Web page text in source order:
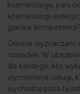
kosmetologa, pani
kosmetologii
granice kompetencji?
Granice wyznaczam
rozsądek. W
dla każdego, kto
wymienione usługi,
wychodzę poza tę